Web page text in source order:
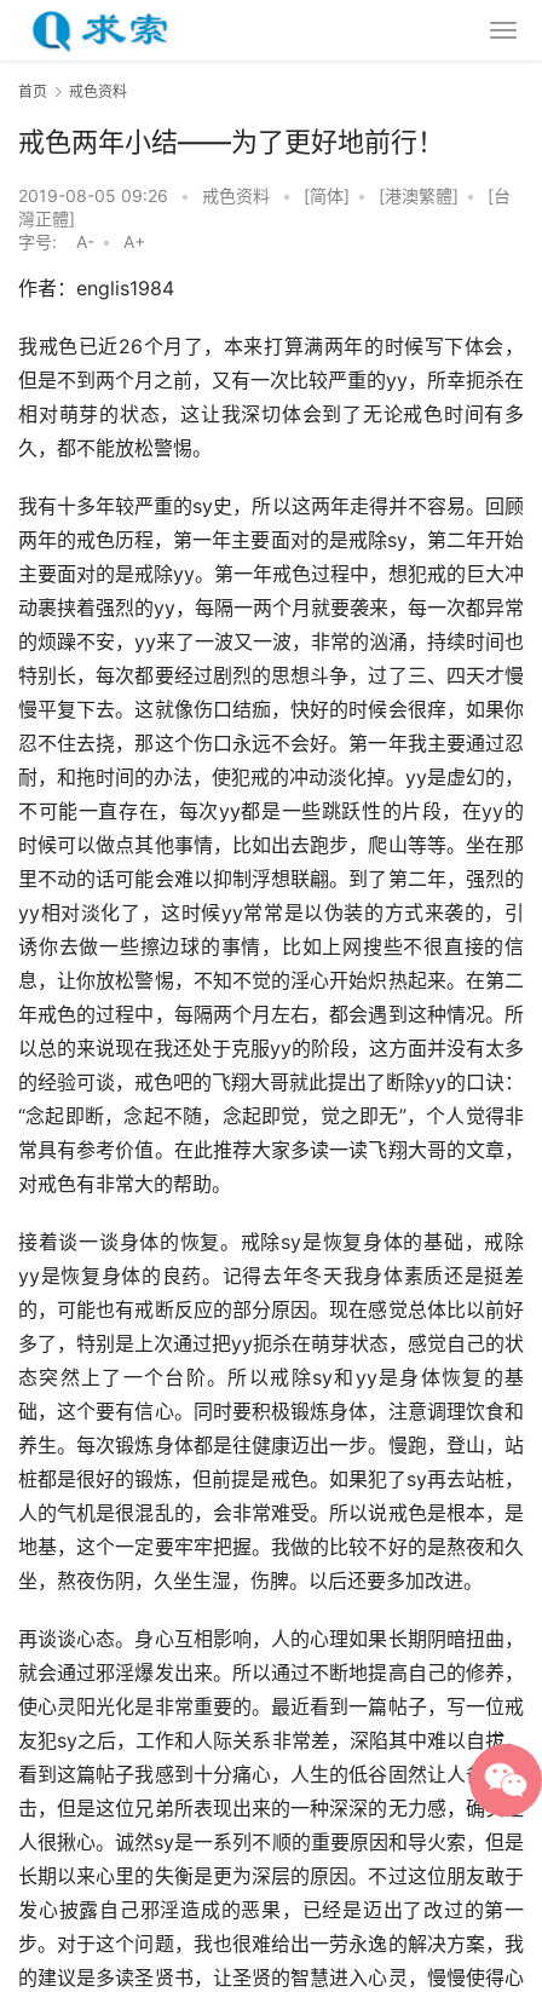
首页 戒色资料
戒色两年小结——为了更好地前行！
2019-08-05 09:26 • 戒色资料 • [简体] • [港澳繁體] •
[台
灣正體]
字号:
A- • A+
作者：englis1984
我戒色已近26个月了，本来打算满两年的时候写下体会，
但是不到两个月之前，又有一次比较严重的yy，所幸扼杀在
相对萌芽的状态，这让我深切体会到了无论戒色时间有多
久，都不能放松警惕。
我有十多年较严重的sy史，所以这两年走得并不容易。回顾
两年的戒色历程，第一年主要面对的是戒除sy，第二年开始
主要面对的是戒除yy。第一年戒色过程中，想犯戒的巨大冲
动裹挟着强烈的yy，每隔一两个月就要袭来，每一次都异常
的烦躁不安，yy来了一波又一波，非常的汹涌，持续时间也
特别长，每次都要经过剧烈的思想斗争，过了三、四天才慢
慢平复下去。这就像伤口结痂，快好的时候会很痒，如果你
忍不住去挠，那这个伤口永远不会好。第一年我主要通过忍
耐，和拖时间的办法，使犯戒的冲动淡化掉。yy是虚幻的，
不可能一直存在，每次yy都是一些跳跃性的片段，在yy的
时候可以做点其他事情，比如出去跑步，爬山等等。坐在那
里不动的话可能会难以抑制浮想联翩。到了第二年，强烈的
yy相对淡化了，这时候yy常常是以伪装的方式来袭的，引
诱你去做一些擦边球的事情，比如上网搜些不很直接的信
息，让你放松警惕，不知不觉的淫心开始炽热起来。在第二
年戒色的过程中，每隔两个月左右，都会遇到这种情况。所
以总的来说现在我还处于克服yy的阶段，这方面并没有太多
的经验可谈，戒色吧的飞翔大哥就此提出了断除yy的口诀：
“念起即断，念起不随，念起即觉，觉之即无”，个人觉得非
常具有参考价值。在此推荐大家多读一读飞翔大哥的文章，
对戒色有非常大的帮助。
接着谈一谈身体的恢复。戒除sy是恢复身体的基础，戒除
yy是恢复身体的良药。记得去年冬天我身体素质还是挺差
的，可能也有戒断反应的部分原因。现在感觉总体比以前好
多了，特别是上次通过把yy扼杀在萌芽状态，感觉自己的状
态突然上了一个台阶。所以戒除sy和yy是身体恢复的基
础，这个要有信心。同时要积极锻炼身体，注意调理饮食和
养生。每次锻炼身体都是往健康迈出一步。慢跑，登山，站
桩都是很好的锻炼，但前提是戒色。如果犯了sy再去站桩，
人的气机是很混乱的，会非常难受。所以说戒色是根本，是
地基，这个一定要牢牢把握。我做的比较不好的是熬夜和久
坐，熬夜伤阴，久坐生湿，伤脾。以后还要多加改进。
再谈谈心态。身心互相影响，人的心理如果长期阴暗扭曲，
就会通过邪淫爆发出来。所以通过不断地提高自己的修养，
使心灵阳光化是非常重要的。最近看到一篇帖子，写一位戒
友犯sy之后，工作和人际关系非常差，深陷其中难以自拔，
看到这篇帖子我感到十分痛心，人生的低谷固然让人备受打
击，但是这位兄弟所表现出来的一种深深的无力感，确实让
人很揪心。诚然sy是一系列不顺的重要原因和导火索，但是
长期以来心里的失衡是更为深层的原因。不过这位朋友敢于
发心披露自己邪淫造成的恶果，已经是迈出了改过的第一
步。对于这个问题，我也很难给出一劳永逸的解决方案，我
的建议是多读圣贤书，让圣贤的智慧进入心灵，慢慢使得心